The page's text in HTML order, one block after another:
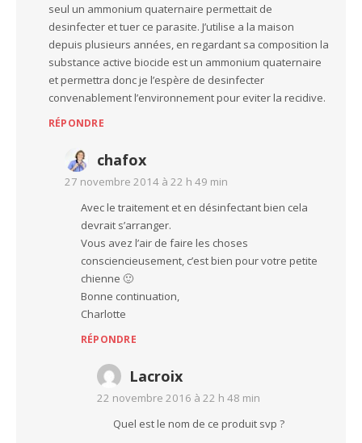
seul un ammonium quaternaire permettait de
desinfecter et tuer ce parasite. J’utilise a la maison
depuis plusieurs années, en regardant sa composition la
substance active biocide est un ammonium quaternaire
et permettra donc je l’espère de desinfecter
convenablement l’environnement pour eviter la recidive.
RÉPONDRE
chafox
27 novembre 2014 à 22 h 49 min
Avec le traitement et en désinfectant bien cela
devrait s’arranger.
Vous avez l’air de faire les choses
consciencieusement, c’est bien pour votre petite
chienne 🙂
Bonne continuation,
Charlotte
RÉPONDRE
Lacroix
22 novembre 2016 à 22 h 48 min
Quel est le nom de ce produit svp ?